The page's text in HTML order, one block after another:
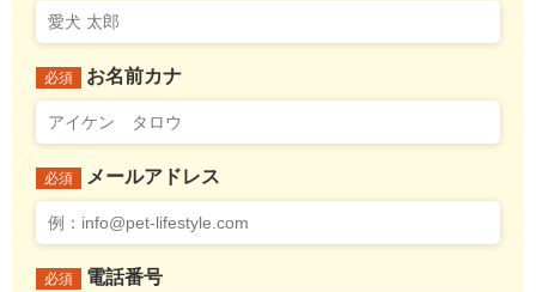
必須 お名前カナ
必須 メールアドレス
必須 電話番号